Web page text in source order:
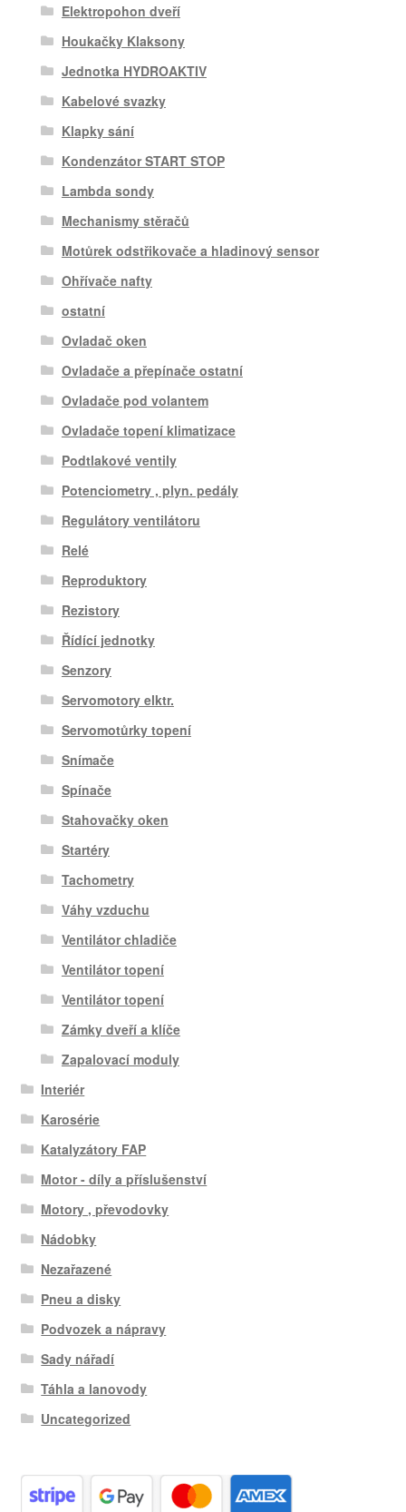
Elektropohon dveří
Houkačky Klaksony
Jednotka HYDROAKTIV
Kabelové svazky
Klapky sání
Kondenzátor START STOP
Lambda sondy
Mechanismy stěračů
Motůrek odstřikovače a hladinový sensor
Ohřívače nafty
ostatní
Ovladač oken
Ovladače a přepínače ostatní
Ovladače pod volantem
Ovladače topení klimatizace
Podtlakové ventily
Potenciometry , plyn. pedály
Regulátory ventilátoru
Relé
Reproduktory
Rezistory
Řídící jednotky
Senzory
Servomotory elktr.
Servomotůrky topení
Snímače
Spínače
Stahovačky oken
Startéry
Tachometry
Váhy vzduchu
Ventilátor chladiče
Ventilátor topení
Ventilátor topení
Zámky dveří a klíče
Zapalovací moduly
Interiér
Karosérie
Katalyzátory FAP
Motor - díly a příslušenství
Motory , převodovky
Nádobky
Nezařazené
Pneu a disky
Podvozek a nápravy
Sady nářadí
Táhla a lanovody
Uncategorized